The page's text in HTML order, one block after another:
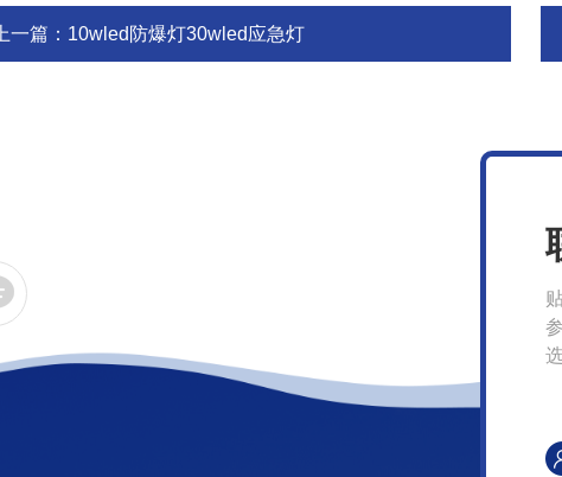
上一篇： 10wled防爆灯30wled应急灯